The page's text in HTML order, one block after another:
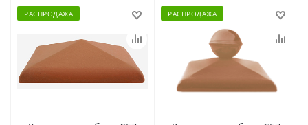
РАСПРОДАЖА РАСПРОДАЖА